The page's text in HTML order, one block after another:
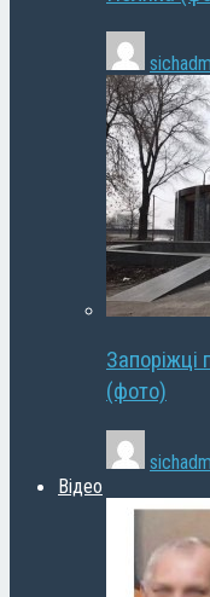
Запоріжці
(фото)
Відео